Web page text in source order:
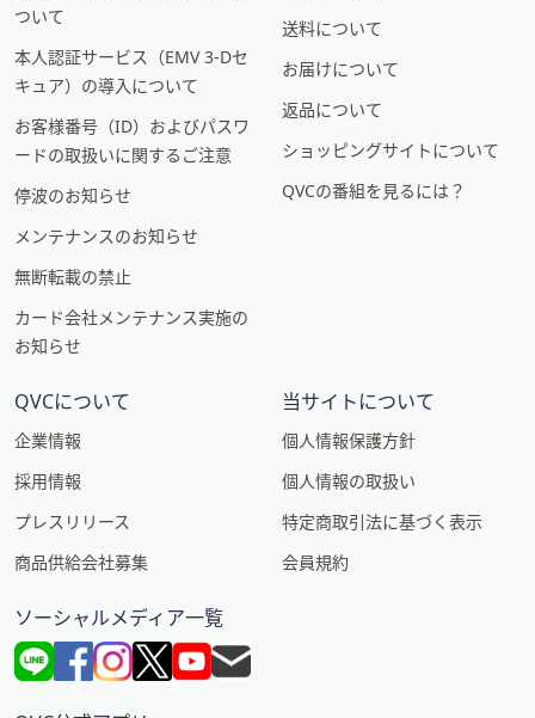
ついて
本人認証サービス（EMV 3-Dセ
キュア）の導入について
お客様番号（ID）およびパスワ
ードの取扱いに関するご注意
停波のお知らせ
メンテナンスのお知らせ
無断転載の禁止
カード会社メンテナンス実施の
お知らせ
送料について
お届けについて
返品について
ショッピングサイトについて
QVCの番組を見るには？
QVCについて
企業情報
採用情報
プレスリリース
商品供給会社募集
当サイトについて
個人情報保護方針
個人情報の取扱い
特定商取引法に基づく表示
会員規約
ソーシャルメディア一覧